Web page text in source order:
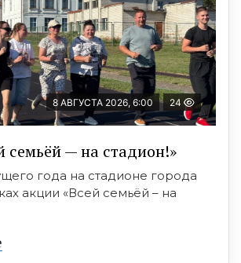
8 АВГУСТА 2026, 6:00 24
семьёй — на стадион!»
года на стадионе города
акции «Всей семьёй – на